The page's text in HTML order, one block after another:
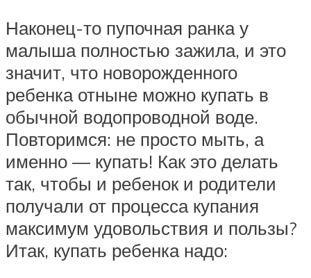
Наконец-то пупочная ранка у
малыша полностью зажила, и это
значит, что новорожденного
ребенка отныне можно купать в
обычной водопроводной воде.
Повторимся: не просто мыть, а
именно — купать! Как это делать
так, чтобы и ребенок и родители
получали от процесса купания
максимум удовольствия и пользы?
Итак, купать ребенка надо: